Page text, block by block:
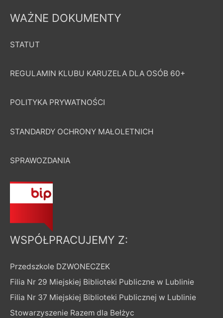
WAŻNE DOKUMENTY
STATUT
REGULAMIN KLUBU KARUZELA DLA OSÓB 60+
POLITYKA PRYWATNOŚCI
STANDARDY OCHRONY MAŁOLETNICH
SPRAWOZDANIA
WSPÓŁPRACUJEMY Z:
Przedszkole DZWONECZEK
Filia Nr 29 Miejskiej Biblioteki Publiczne w Lublinie
Filia Nr 37 Miejskiej Biblioteki Publicznej w Lublinie
Stowarzyszenie Razem dla Bełżyc